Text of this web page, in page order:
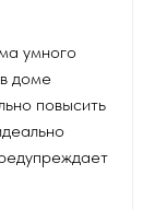
умного
доме
повысить